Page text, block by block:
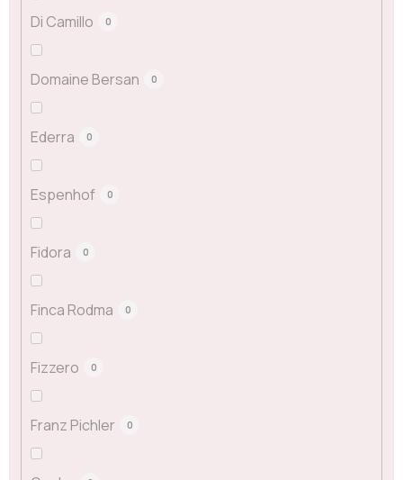
Di Camillo 0
Domaine Bersan 0
Ederra 0
Espenhof 0
Fidora 0
Finca Rodma 0
Fizzero 0
Franz Pichler 0